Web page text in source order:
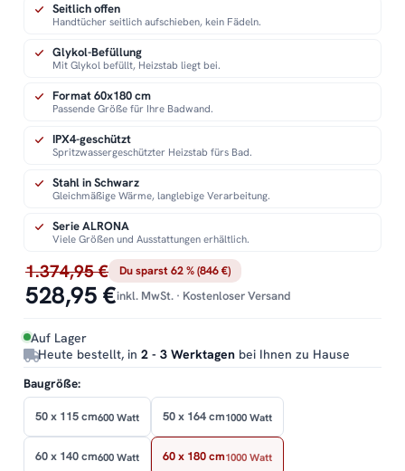
1.374,95 € Du sparst 62 % (846 €)
528,95 €inkl. MwSt. · Kostenloser Versand
Auf Lager
Heute bestellt, in 2 - 3 Werktagen bei Ihnen zu Hause
Seitlich offen
Handtücher seitlich aufschieben, kein Fädeln.
Glykol-Befüllung
Mit Glykol befüllt, Heizstab liegt bei.
Format 60x180 cm
Passende Größe für Ihre Badwand.
IPX4-geschützt
Spritzwassergeschützter Heizstab fürs Bad.
Stahl in Schwarz
Gleichmäßige Wärme, langlebige Verarbeitung.
Serie ALRONA
Viele Größen und Ausstattungen erhältlich.
Baugröße:
50 x 115 cm600 Watt 50 x 164 cm1000 Watt
60 x 140 cm600 Watt 60 x 180 cm1000 Watt